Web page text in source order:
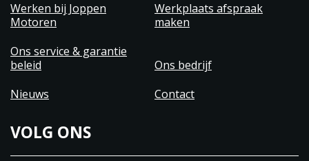
Werken bij Joppen
Motoren
Werkplaats afspraak
maken
Ons service & garantie
beleid
Ons bedrijf
Nieuws
Contact
VOLG ONS